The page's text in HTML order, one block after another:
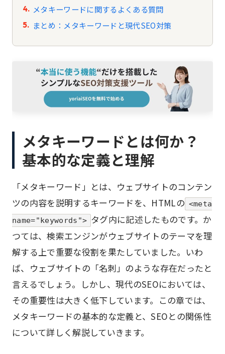
メタキーワードに関するよくある質問
まとめ：メタキーワードと現代SEO対策
メタキーワードとは何か？
基本的な定義と理解
「メタキーワード」とは、ウェブサイトのコンテン
ツの内容を説明するキーワードを、HTMLの <meta
name="keywords"> タグ内に記述したものです。か
つては、検索エンジンがウェブサイトのテーマを理
解する上で重要な役割を果たしていました。いわ
ば、ウェブサイトの「名刺」のような存在だったと
言えるでしょう。しかし、現代のSEOにおいては、
その重要性は大きく低下しています。この章では、
メタキーワードの基本的な定義と、SEOとの関係性
について詳しく解説していきます。